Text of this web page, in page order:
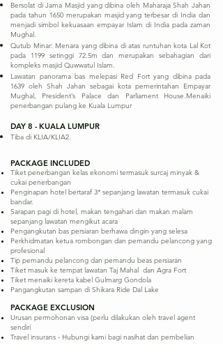
Bersolat di Jama Masjid yang dibina oleh Maharaja Shah Jahan
pada tahun 1650 merupakan masjid yang terbesar di India dan
menjadi simbol kekuasaan empayar Islam di India pada zaman
Mughal.
Qutub Minar: Menara yang dibina di atas runtuhan kota Lal Kot
pada 1199 setinggi 72.5m dan merupakan sebahagian dari
kompleks masjid Quwwatul Islam.
Lawatan panorama bas melepasi Red Fort yang dibina pada
1639 oleh Shah Jahan sebagai kota pemerintahan Empayar
Mughal, President’s Palace dan Parliament House.Menaiki
penerbangan pulang ke Kuala Lumpur
DAY 8 - KUALA LUMPUR
Tiba di KLIA/KLIA2.
PACKAGE INCLUDED
Tiket penerbangan kelas ekonomi termasuk surcaj minyak &
cukai penerbangan
Penginapan hotel bertaraf 3* sepanjang lawatan termasuk cukai
bandar.
Sarapan pagi di hotel, makan tengahari dan makan malam
sepanjang lawatan mengikut acara
Pengangkutan bas persiaran berhawa dingin yang selesa
Perkhidmatan ketua rombongan dan pemandu pelancong yang
profesional
Tip pemandu pelancong dan pemandu beas persiaran
Tiket masuk ke tempat lawatan Taj Mahal dan Agra Fort
Tiket menaiki kereta kabel Gulmarg Gondola
Pangangkutan sampan di Shikara Ride Dal Lake
PACKAGE EXCLUSION
Urusan permohonan visa (perlu dilakukan oleh travel agent
sendiri
Travel insurans - Hubungi kami bagi nasihat dan pembelian